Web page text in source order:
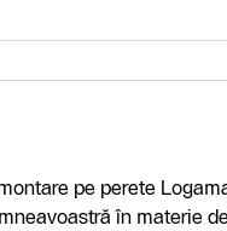
pe perete
în materie